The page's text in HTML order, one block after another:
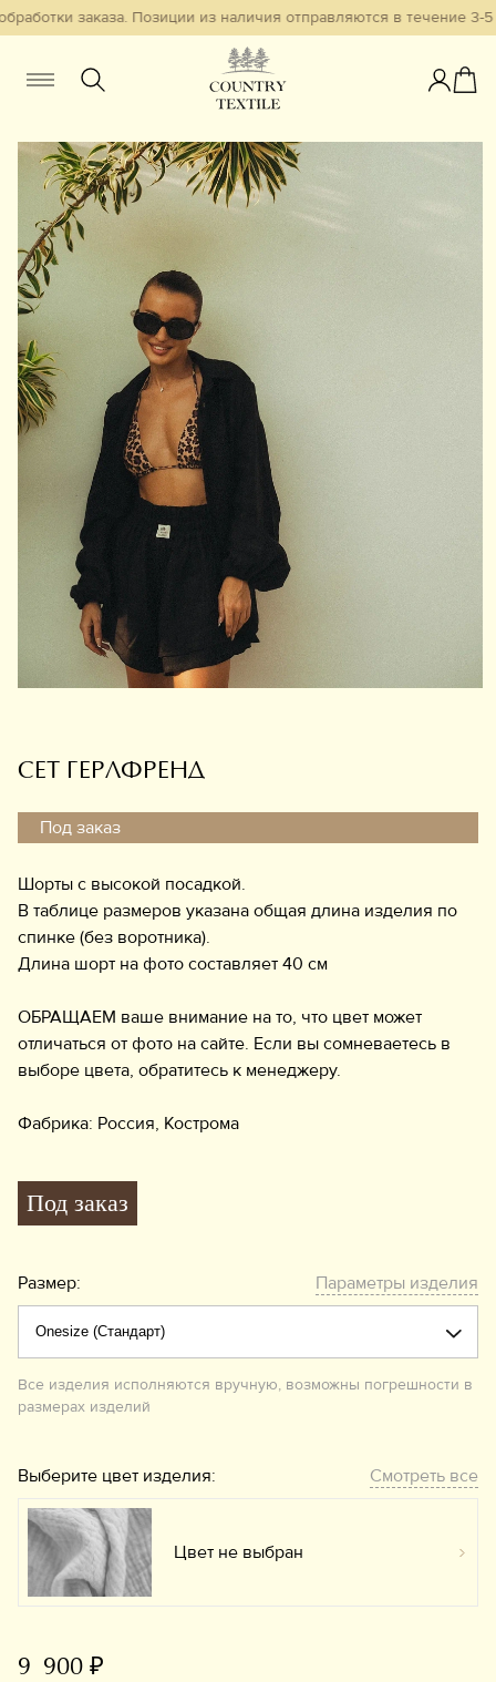
заказа. Позиции из наличия отправляются в течение 3-5
ЖенщинамМужчинамДетям
Смотреть всё
Новинки
В наличии
Бестселлеры
Одежда
Обувь
Аксессуары
Украшения
Информация
СЕТ ГЕРЛФРЕНД
Под заказ
Шорты с высокой посадкой.
В таблице размеров указана общая длина изделия по
спинке (без воротника).
Длина шорт на фото составляет 40 см
ОБРАЩАЕМ ваше внимание на то, что цвет может
отличаться от фото на сайте. Если вы сомневаетесь в
выборе цвета, обратитесь к менеджеру.
Фабрика: Россия, Кострома
Под заказ
Размер: Параметры изделия
Все изделия исполняются вручную, возможны погрешности в
размерах изделий
Выберите цвет изделия: Смотреть все
Цвет не выбран
9 900 ₽